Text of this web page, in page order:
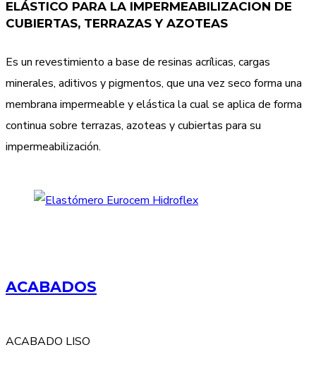
ELÁSTICO PARA LA IMPERMEABILIZACION DE
CUBIERTAS, TERRAZAS Y AZOTEAS
Es un revestimiento a base de resinas acrílicas, cargas
minerales, aditivos y pigmentos, que una vez seco forma una
membrana impermeable y elástica la cual se aplica de forma
continua sobre terrazas, azoteas y cubiertas para su
impermeabilización.
ACABADOS
ACABADO LISO